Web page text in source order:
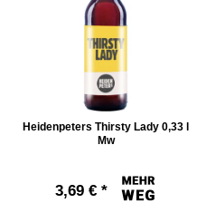
Heidenpeters Thirsty Lady 0,33 l
Mw
3,69 € *